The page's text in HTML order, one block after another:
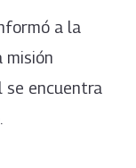
a la
misión
se encuentra